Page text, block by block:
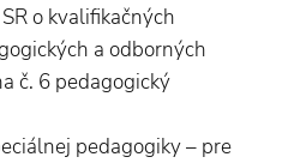
o kvalifikačných
a odborných
č. 6 pedagogický
pedagogiky – pre